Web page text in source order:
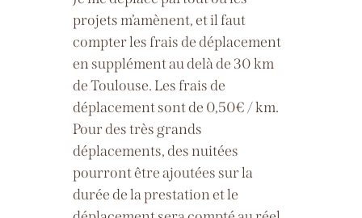
projets m’amènent, et il faut
compter les frais de déplacement
en supplément au delà de 30 km
de Toulouse. Les frais de
déplacement sont de 0,50€ / km.
Pour des très grands
déplacements, des nuitées
pourront être ajoutées sur la
durée de la prestation et le